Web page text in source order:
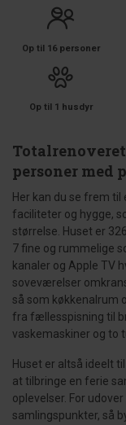
Op til 16 personer
Op til 1 husdyr
personer med
Her kan du se frem
faciliteter og hygge,
størrelse. Huset er
7 fine og rummelige
kanaler og Apple TV
soveværelser
så som køkkenalrum
fra fællesspisning til
vaskemaskiner og to
Huset er altså ideelt
at tilbringe en ferie
oplevelser. For
samlingspunkter, så